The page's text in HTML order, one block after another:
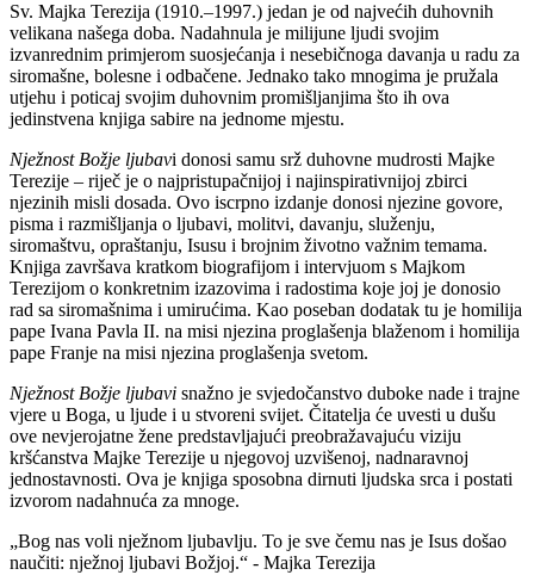
Sv. Majka Terezija (1910.–1997.) jedan je od najvećih duhovnih
velikana našega doba. Nadahnula je milijune ljudi svojim
izvanrednim primjerom suosjećanja i nesebičnoga davanja u radu za
siromašne, bolesne i odbačene. Jednako tako mnogima je pružala
utjehu i poticaj svojim duhovnim promišljanjima što ih ova
jedinstvena knjiga sabire na jednome mjestu.
Nježnost Božje ljubavi donosi samu srž duhovne mudrosti Majke
Terezije – riječ je o najpristupačnijoj i najinspirativnijoj zbirci
njezinih misli dosada. Ovo iscrpno izdanje donosi njezine govore,
pisma i razmišljanja o ljubavi, molitvi, davanju, služenju,
siromaštvu, opraštanju, Isusu i brojnim životno važnim temama.
Knjiga završava kratkom biografijom i intervjuom s Majkom
Terezijom o konkretnim izazovima i radostima koje joj je donosio
rad sa siromašnima i umirućima. Kao poseban dodatak tu je homilija
pape Ivana Pavla II. na misi njezina proglašenja blaženom i homilija
pape Franje na misi njezina proglašenja svetom.
Nježnost Božje ljubavi snažno je svjedočanstvo duboke nade i trajne
vjere u Boga, u ljude i u stvoreni svijet. Čitatelja će uvesti u dušu
ove nevjerojatne žene predstavljajući preobražavajuću viziju
kršćanstva Majke Terezije u njegovoj uzvišenoj, nadnaravnoj
jednostavnosti. Ova je knjiga sposobna dirnuti ljudska srca i postati
izvorom nadahnuća za mnoge.
„Bog nas voli nježnom ljubavlju. To je sve čemu nas je Isus došao
naučiti: nježnoj ljubavi Božjoj.“ - Majka Terezija